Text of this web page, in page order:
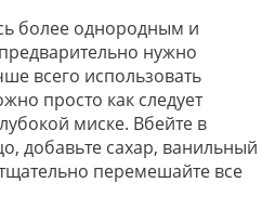
более однородным и
нужно
всего использовать
просто как следует
миске. Вбейте в
добавьте сахар, ванильный
перемешайте все